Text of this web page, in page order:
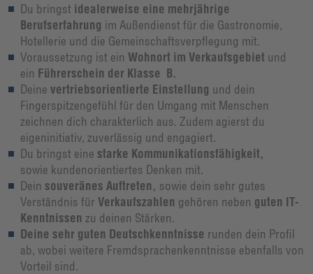
Du bringst idealerweise eine mehrjährige
Berufserfahrung im Außendienst für die Gastronomie,
Hotellerie und die Gemeinschaftsverpflegung mit.
Voraussetzung ist ein Wohnort im Verkaufsgebiet und
ein Führerschein der Klasse B.
Deine vertriebsorientierte Einstellung und dein
Fingerspitzengefühl für den Umgang mit Menschen
zeichnen dich charakterlich aus. Zudem agierst du
eigeninitiativ, zuverlässig und engagiert.
Du bringst eine starke Kommunikationsfähigkeit,
sowie kundenorientiertes Denken mit.
Dein souveränes Auftreten, sowie dein sehr gutes
Verständnis für Verkaufszahlen gehören neben guten IT-
Kenntnissen zu deinen Stärken.
Deine sehr guten Deutschkenntnisse runden dein Profil
ab, wobei weitere Fremdsprachenkenntnisse ebenfalls von
Vorteil sind.